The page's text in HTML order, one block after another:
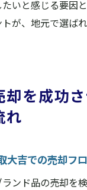
いと感じる要因
が、地元で選ば
却を成功
れ
大吉での売却フ
ンド品の売却を